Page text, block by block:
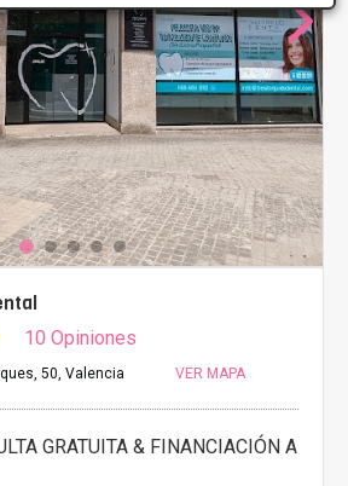
10 Opiniones
50, Valencia VER MAPA
GRATUITA & FINANCIACIÓN A